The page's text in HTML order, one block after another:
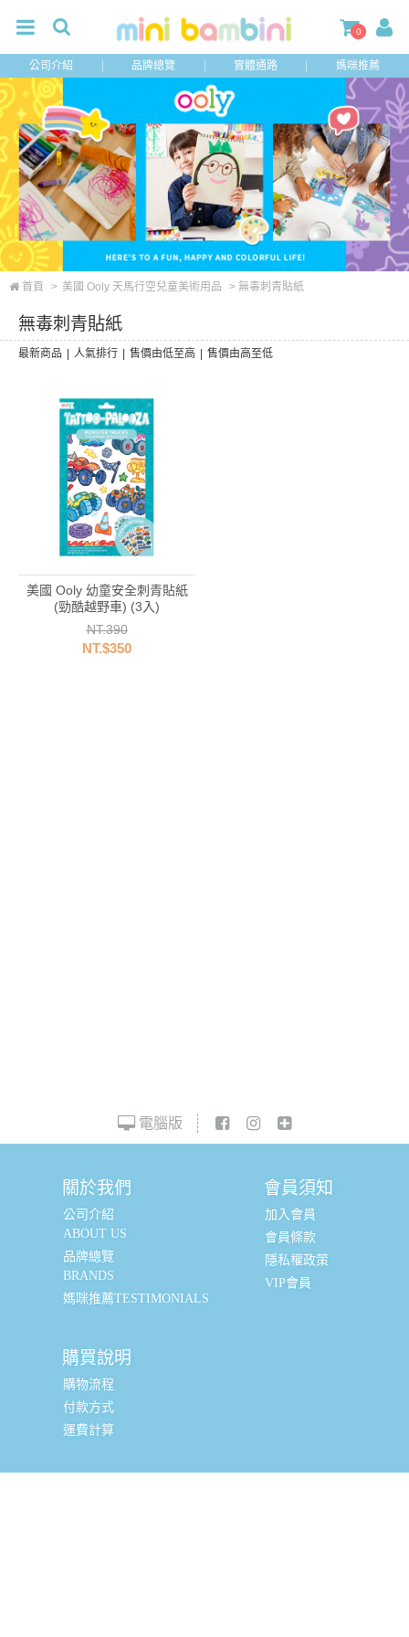
0
公司介紹 品牌總覽 實體通路 媽咪推薦
首頁 > 美國 Ooly 天馬行空兒童美術用品 > 無毒刺青貼紙
無毒刺青貼紙
最新商品 人氣排行 售價由低至高 售價由高至低
美國 Ooly 幼童安全刺青貼紙
(勁酷越野車) (3入)
NT.390
NT.$350
電腦版
關於我們
公司介紹
ABOUT US
品牌總覽
BRANDS
媽咪推薦TESTIMONIALS
會員須知
加入會員
會員條款
隱私權政策
VIP會員
購買說明
購物流程
付款方式
運費計算